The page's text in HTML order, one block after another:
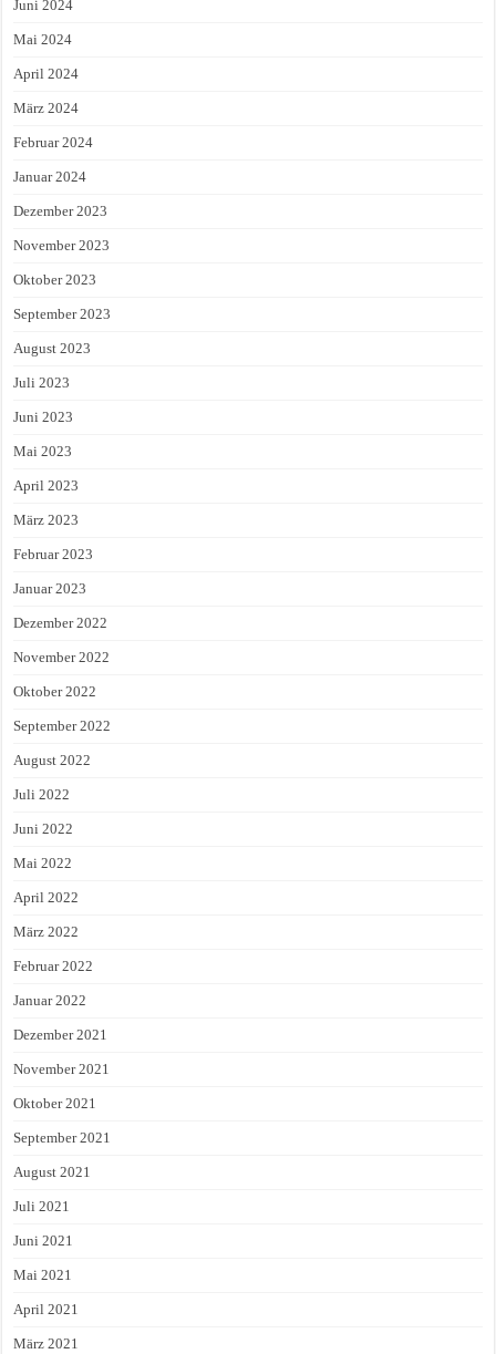
Juni 2024
Mai 2024
April 2024
März 2024
Februar 2024
Januar 2024
Dezember 2023
November 2023
Oktober 2023
September 2023
August 2023
Juli 2023
Juni 2023
Mai 2023
April 2023
März 2023
Februar 2023
Januar 2023
Dezember 2022
November 2022
Oktober 2022
September 2022
August 2022
Juli 2022
Juni 2022
Mai 2022
April 2022
März 2022
Februar 2022
Januar 2022
Dezember 2021
November 2021
Oktober 2021
September 2021
August 2021
Juli 2021
Juni 2021
Mai 2021
April 2021
März 2021